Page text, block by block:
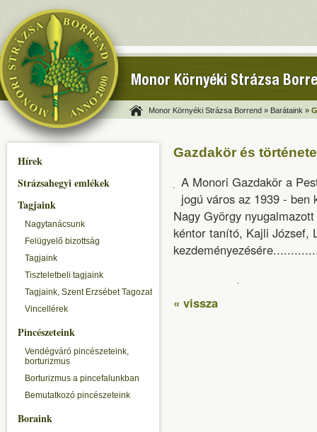
Monor Környéki Strázsa
Monor Környéki Strázsa Borrend » Barátaink »
Hírek
Strázsahegyi emlékek
Tagjaink
Nagytanácsunk
Felügyelő bizottság
Tagjaink
Tiszteletbeli tagjaink
Tagjaink, Szent Erzsébet Tagozat
Vincellérek
Pincészeteink
Vendégváró pincészeteink,
borturizmus
Borturizmus a pincefalunkban
Bemutatkozó pincészeteink
Boraink
Gazdakör és története
A Monori Gazdakör a
jogú város az 1939 -
Nagy György
kéntor tanító, Kajli József,
« vissza